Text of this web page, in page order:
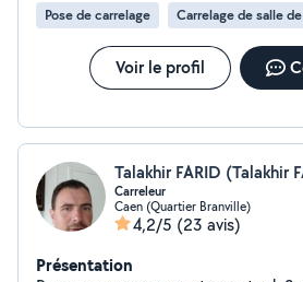
Pose de carrelage Carrelage de salle
Voir le profil
Talakhir FARID (Talakhir
Carreleur
Caen (Quartier Branville)
4,2/5 (23 avis)
Présentation